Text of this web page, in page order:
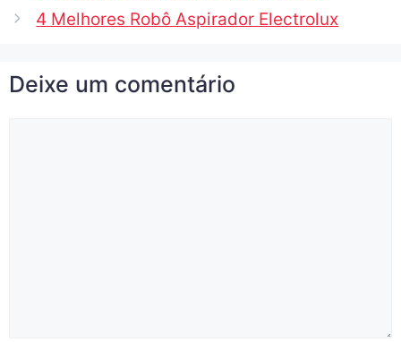
4 Melhores Robô Aspirador Electrolux
Deixe um comentário